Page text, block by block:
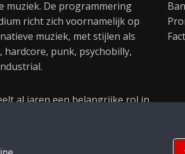
muziek. De programmering
richt zich voornamelijk op
muziek, met stijlen als
hardcore, punk, psychobilly,
al jaren een belangrijke rol in